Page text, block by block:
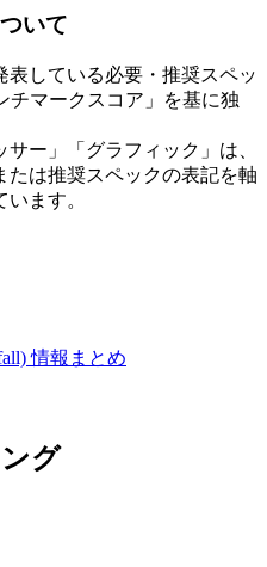
いて
表している必要・推奨スペッ
チマークスコア」を基に独
ー」「グラフィック」は、
たは推奨スペックの表記を軸
ます。
情報まとめ
グ